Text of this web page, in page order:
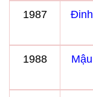
1987
1988